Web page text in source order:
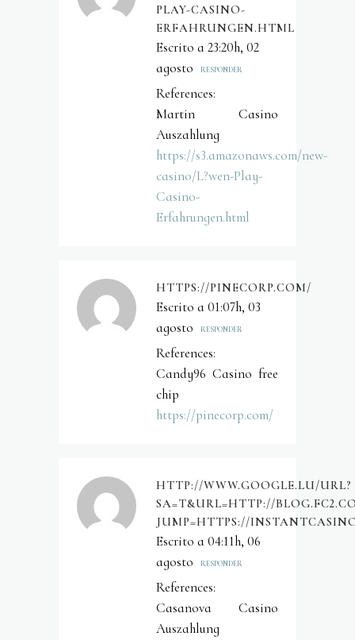
PLAY-CASINO-
ERFAHRUNGEN.HTML
Escrito a 23:20h, 02
agosto
RESPONDER
References:
Martin Casino
Auszahlung
https://s3.amazonaws.com/new-
casino/L?wen-Play-
Casino-
Erfahrungen.html
HTTPS://PINECORP.COM/
Escrito a 01:07h, 03
agosto
RESPONDER
References:
Candy96 Casino free
chip
https://pinecorp.com/
HTTP://WWW.GOOGLE.LU/URL?
SA=T&URL=HTTP://
JUMP=HTTPS://
Escrito a 04:11h, 06
agosto
RESPONDER
References:
Casanova Casino
Auszahlung